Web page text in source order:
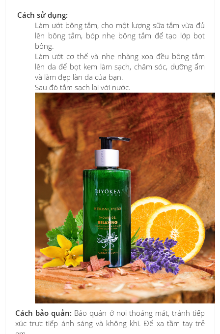
Cách sử dụng:
Làm ướt bông tắm, cho một lượng sữa tắm vừa đủ
lên bông tắm, bóp nhẹ bông tắm để tạo lớp bọt
bông.
Làm ướt cơ thể và nhẹ nhàng xoa đều bông tắm
lên da để bọt kem làm sạch, chăm sóc, dưỡng ẩm
và làm đẹp làn da của bạn.
Sau đó tắm sạch lại với nước.
Cách bảo quản: Bảo quản ở nơi thoáng mát, tránh tiếp
xúc trực tiếp ánh sáng và không khí. Để xa tầm tay trẻ